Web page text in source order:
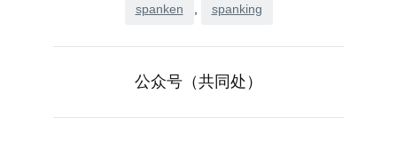
spanken spanking
公众号（共同处）